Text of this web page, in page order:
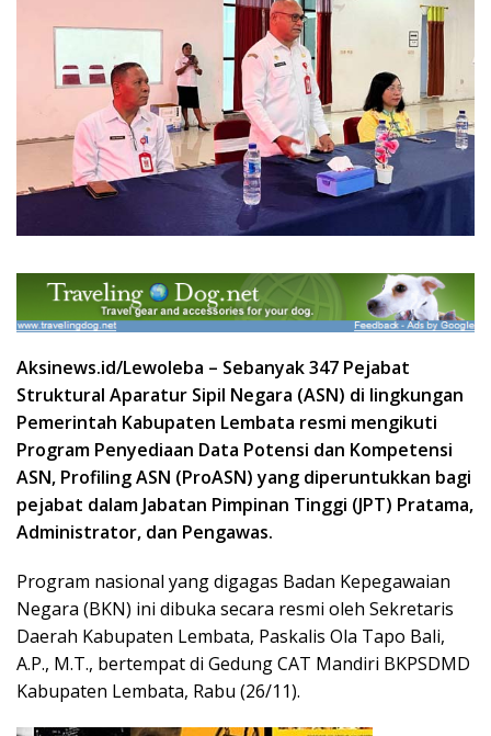
Aksinews.id/Lewoleba – Sebanyak 347 Pejabat
Struktural Aparatur Sipil Negara (ASN) di lingkungan
Pemerintah Kabupaten Lembata resmi mengikuti
Program Penyediaan Data Potensi dan Kompetensi
ASN, Profiling ASN (ProASN) yang diperuntukkan bagi
pejabat dalam Jabatan Pimpinan Tinggi (JPT) Pratama,
Administrator, dan Pengawas.
Program nasional yang digagas Badan Kepegawaian
Negara (BKN) ini dibuka secara resmi oleh Sekretaris
Daerah Kabupaten Lembata, Paskalis Ola Tapo Bali,
A.P., M.T., bertempat di Gedung CAT Mandiri BKPSDMD
Kabupaten Lembata, Rabu (26/11).